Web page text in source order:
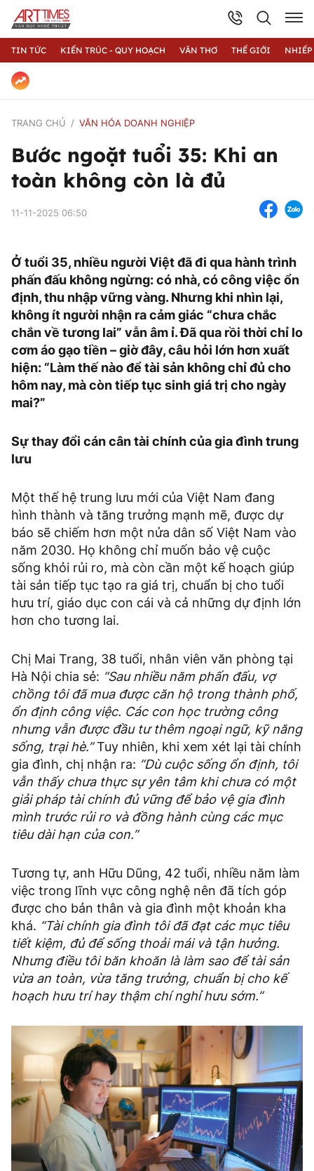
TIN TỨC KIẾN TRÚC - QUY HOẠCH VĂN THƠ THẾ GIỚI
TRANG CHỦ VĂN HÓA DOANH NGHIỆP
Bước ngoặt tuổi 35: Khi an
toàn không còn là đủ
11-11-2025 06:50
Ở tuổi 35, nhiều người Việt đã đi qua hành trình
phấn đấu không ngừng: có nhà, có công việc ổn
định, thu nhập vững vàng. Nhưng khi nhìn lại,
không ít người nhận ra cảm giác “chưa chắc
chắn về tương lai” vẫn âm ỉ. Đã qua rồi thời chỉ lo
cơm áo gạo tiền – giờ đây, câu hỏi lớn hơn xuất
hiện: “Làm thế nào để tài sản không chỉ đủ cho
hôm nay, mà còn tiếp tục sinh giá trị cho ngày
mai?”
Sự thay đổi cán cân tài chính của gia đình trung
lưu
Một thế hệ trung lưu mới của Việt Nam đang
hình thành và tăng trưởng mạnh mẽ, được dự
báo sẽ chiếm hơn một nửa dân số Việt Nam vào
năm 2030. Họ không chỉ muốn bảo vệ cuộc
sống khỏi rủi ro, mà còn cần một kế hoạch giúp
tài sản tiếp tục tạo ra giá trị, chuẩn bị cho tuổi
hưu trí, giáo dục con cái và cả những dự định lớn
hơn cho tương lai.
Chị Mai Trang, 38 tuổi, nhân viên văn phòng tại
Hà Nội chia sẻ: “Sau nhiều năm phấn đấu, vợ
chồng tôi đã mua được căn hộ trong thành phố,
ổn định công việc. Các con học trường công
nhưng vẫn được đầu tư thêm ngoại ngữ, kỹ năng
sống, trại hè.”Tuy nhiên, khi xem xét lại tài chính
gia đình, chị nhận ra: “Dù cuộc sống ổn định, tôi
vẫn thấy chưa thực sự yên tâm khi chưa có một
giải pháp tài chính đủ vững để bảo vệ gia đình
mình trước rủi ro và đồng hành cùng các mục
tiêu dài hạn của con.”
Tương tự, anh Hữu Dũng, 42 tuổi, nhiều năm làm
việc trong lĩnh vực công nghệ nên đã tích góp
được cho bản thân và gia đình một khoản kha
khá. “Tài chính gia đình tôi đã đạt các mục tiêu
tiết kiệm, đủ để sống thoải mái và tận hưởng.
Nhưng điều tôi băn khoăn là làm sao để tài sản
vừa an toàn, vừa tăng trưởng, chuẩn bị cho kế
hoạch hưu trí hay thậm chí nghỉ hưu sớm.”